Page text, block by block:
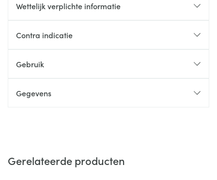
Wettelijk verplichte informatie
Contra indicatie
Gebruik
Gegevens
Gerelateerde producten